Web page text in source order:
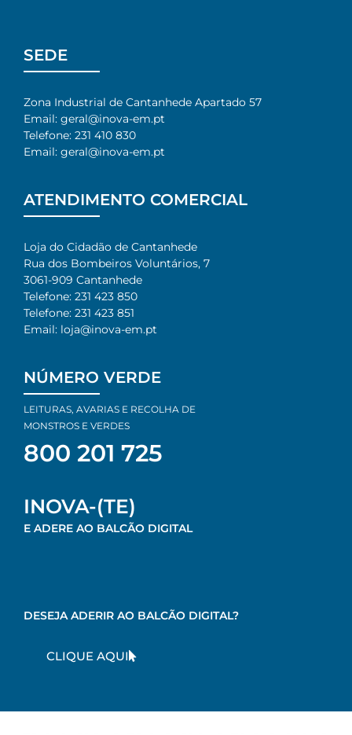
SEDE
Zona Industrial de Cantanhede Apartado 57
Email: geral@inova-em.pt
Telefone: 231 410 830
Email: geral@inova-em.pt
ATENDIMENTO COMERCIAL
Loja do Cidadão de Cantanhede
Rua dos Bombeiros Voluntários, 7​
3061-909 Cantanhede​
Telefone: 231 423 850​
Telefone: 231 423 851​
Email: loja@inova-em.pt​
NÚMERO VERDE
LEITURAS, AVARIAS E RECOLHA DE
MONSTROS E VERDES
800 201 725
INOVA-(TE)
E ADERE AO BALCÃO DIGITAL
DESEJA ADERIR AO BALCÃO DIGITAL?
CLIQUE AQUI